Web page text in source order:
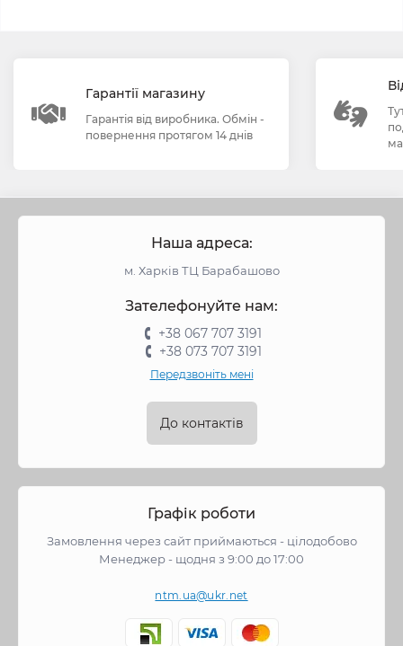
Гарантії магазину
Гарантія від виробника. Обмін -
повернення протягом 14 днів
Наша адреса:
м. Харків ТЦ Барабашово
Зателефонуйте нам:
+38 067 707 3191
+38 073 707 3191
Передзвоніть мені
До контактів
Графік роботи
Замовлення через сайт приймаються - цілодобово
Менеджер - щодня з 9:00 до 17:00
ntm.ua@ukr.net